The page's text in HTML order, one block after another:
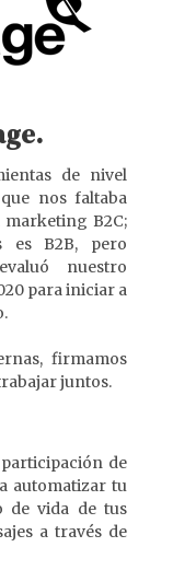
de nivel
nos faltaba
B2C;
es B2B, pero
nuestro
para iniciar a
firmamos
juntos.
de
automatizar tu
de vida de tus
a través de